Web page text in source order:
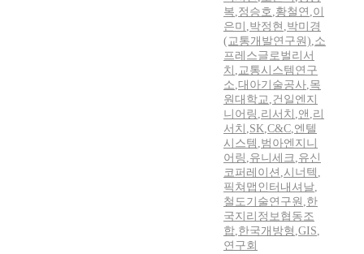
복,정승호,황철연 ,이
은미 ,박정현 ,박미경
(교통개발연구원),소
프레스글로벌리서
치 ,교통시스템연구
소,대아기술공사,목
원대학교,건일엔지
니어링 ,리서치 ,앤 ,리
서치 ,SK,C&C,엔텔
시스템 ,범아엔지니
어링 ,유니세크,유신
코퍼레이션 ,시너텍 ,
픽쳐맵인터내셔날,
철도기술연구원 ,한
국지리정보협동조
합,한국개방형 ,GIS,
연구회